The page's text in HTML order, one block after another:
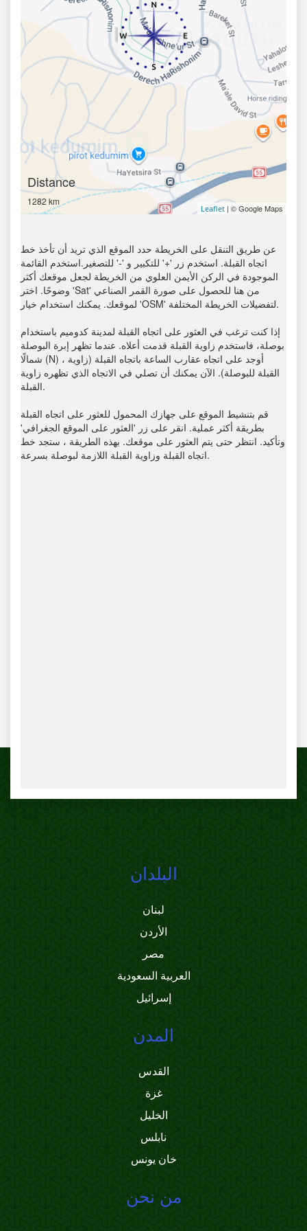
Distance
1282 km
Leaflet | © Google Maps
عن طريق التنقل على الخريطة حدد الموقع الذي تريد أن تأخذ خط
اتجاه القبلة. استخدم زر '+' للتكبير و '-' للتصغير.استخدم القائمة
الموجودة في الركن الأيمن العلوي من الخريطة لجعل موقعك أكثر
وضوحًا. اختر 'Sat' من هنا للحصول على صورة القمر الصناعي
لموقعك. يمكنك استخدام خيار 'OSM' لتفضيلات الخريطة المختلفة.
إذا كنت ترغب في العثور على اتجاه القبلة لمدينة كدوميم باستخدام
بوصلة، فاستخدم زاوية القبلة قدمت أعلاه. عندما تظهر إبرة البوصلة
شمالًا (N) ، أوجد على اتجاه عقارب الساعة باتجاه القبلة (زاوية
القبلة للبوصلة). الآن يمكنك أن تصلي في الاتجاه الذي تظهره زاوية
القبلة.
قم بتنشيط الموقع على جهازك المحمول للعثور على اتجاه القبلة
بطريقة أكثر عملية. انقر على زر 'العثور على الموقع الجغرافي'
وتأكيد. انتظر حتى يتم العثور على موقعك. بهذه الطريقة ، ستجد خط
اتجاه القبلة وزاوية القبلة اللازمة لبوصلة بسرعة.
البلدان
لبنان
الأردن
مصر
العربية السعودية
إسرائيل
المدن
القدس
غزة
الخليل
نابلس
خان يونس
من نحن